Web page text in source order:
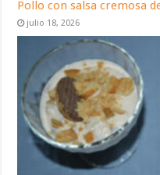
Pollo con salsa cremosa
julio 18, 2026